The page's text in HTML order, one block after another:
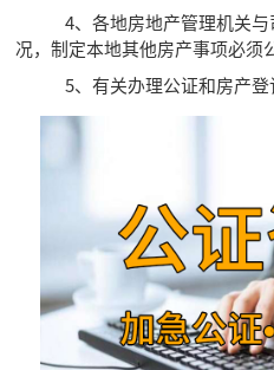
4、各地房地产管理机关与
况，制定本地其他房产事项必须
5、有关办理公证和房产登